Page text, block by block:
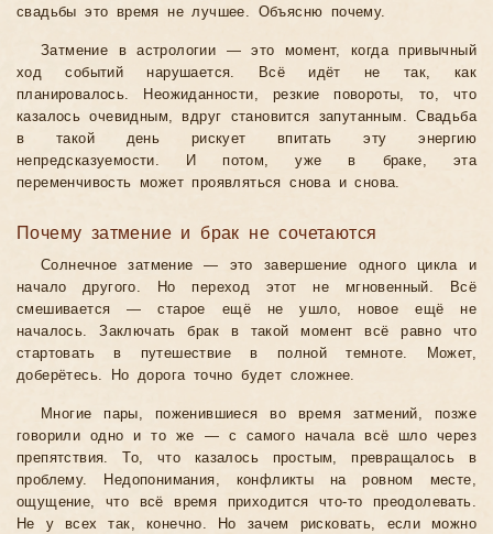
свадьбы это время не лучшее. Объясню почему.
Затмение в астрологии — это момент, когда привычный
ход событий нарушается. Всё идёт не так, как
планировалось. Неожиданности, резкие повороты, то, что
казалось очевидным, вдруг становится запутанным. Свадьба
в такой день рискует впитать эту энергию
непредсказуемости. И потом, уже в браке, эта
переменчивость может проявляться снова и снова.
Почему затмение и брак не сочетаются
Солнечное затмение — это завершение одного цикла и
начало другого. Но переход этот не мгновенный. Всё
смешивается — старое ещё не ушло, новое ещё не
началось. Заключать брак в такой момент всё равно что
стартовать в путешествие в полной темноте. Может,
доберётесь. Но дорога точно будет сложнее.
Многие пары, поженившиеся во время затмений, позже
говорили одно и то же — с самого начала всё шло через
препятствия. То, что казалось простым, превращалось в
проблему. Недопонимания, конфликты на ровном месте,
ощущение, что всё время приходится что-то преодолевать.
Не у всех так, конечно. Но зачем рисковать, если можно